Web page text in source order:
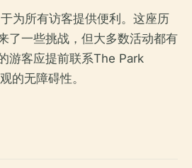
为所有访客提供便利。这座历
了一些挑战，但大多数活动都有
游客应提前联系The Park
的无障碍性。